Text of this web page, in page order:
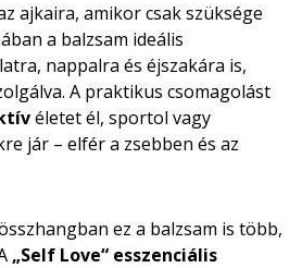
ajkaira, amikor csak szüksége
a balzsam ideális
nappalra és éjszakára is,
A praktikus csomagolást
életet él, sportol vagy
jár – elfér a zsebben és az
ez a balzsam is több,
„Self Love“ esszenciális